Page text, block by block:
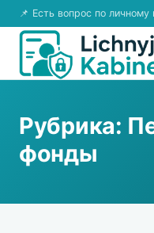
📌 Есть вопрос по личному
Рубрика:
фонды